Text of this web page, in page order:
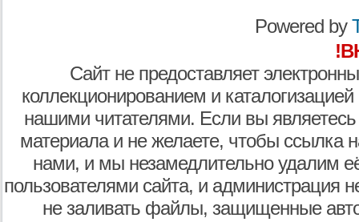
Powered by
Сайт не предоставляет
коллекционированием и
нашими читателями. Если вы являетесь
материала и не желаете, чтобы ссылка
нами, и мы незамедлительно удалим
пользователями сайта, и администрация
не заливать файлы, защищенные